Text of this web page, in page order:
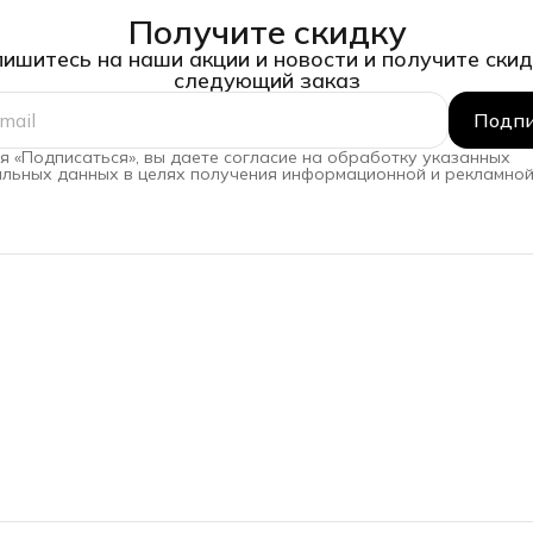
Получите скидку
на наши акции и новости и получите
следующий заказ
«Подписаться», вы даете согласие на обработку указанных
данных в целях получения информационной и